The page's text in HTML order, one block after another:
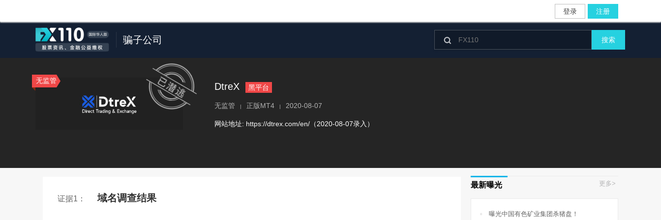
登录 注册
骗子公司  搜索
无监管
DtreX 黑平台
无监管 | 正版MT4 | 2020-08-07
网站地址: https://dtrex.com/en/（2020-08-07录入）
证据1： 域名调查结果
最新曝光 更多>
曝光中国有色矿业集团杀猪盘！